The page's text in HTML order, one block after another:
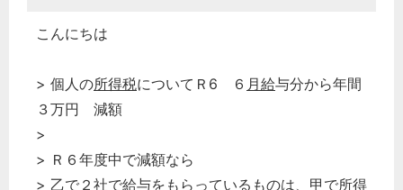
こんにちは
> 個人の所得税についてＲ6 ６ 月給与分から年間
３万円 減額
>
> Ｒ６年度中で減額なら
> 乙で２社で給与をもらっているものは、甲で所得